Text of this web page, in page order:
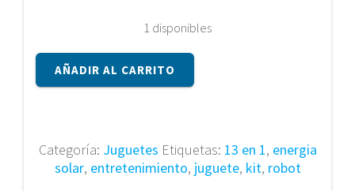
1 disponibles
Kit
Robot
Solar
cantidad
AÑADIR AL CARRITO
Categoría: Juguetes Etiquetas: 13 en 1, energia
solar, entretenimiento, juguete, kit, robot